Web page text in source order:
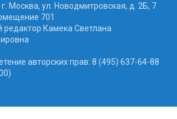
г. Москва, ул. Новодмитровская, д. 2Б, 7
701
редактор Камека Светлана
авторских прав: 8 (495) 637-64-88